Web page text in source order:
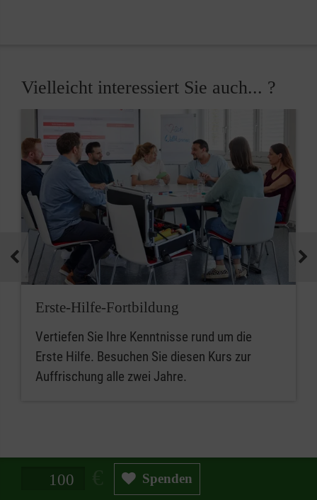
Vielleicht interessiert Sie auch... ?
Erste-Hilfe-Fortbildung
Vertiefen Sie Ihre Kenntnisse rund um die
Erste Hilfe. Besuchen Sie diesen Kurs zur
Auffrischung alle zwei Jahre.
Spendenbetrag in Euro Spenden